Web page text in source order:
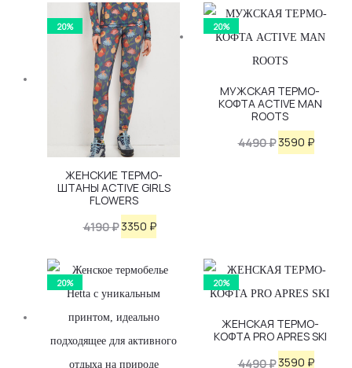
20%
ЖЕНСКИЕ ТЕРМО-
ШТАНЫ ACTIVE GIRLS
FLOWERS
4190₽ Первоначальная
составляла
4190 ₽.
3350 ₽Текущая
3350 ₽.
20%
МУЖСКАЯ ТЕРМО-
КОФТА ACTIVE MAN
ROOTS
4490₽ 3590 ₽
20% 20%
ЖЕНСКАЯ ТЕРМО-
КОФТА PRO APRES SKI
4490₽ 3590 ₽